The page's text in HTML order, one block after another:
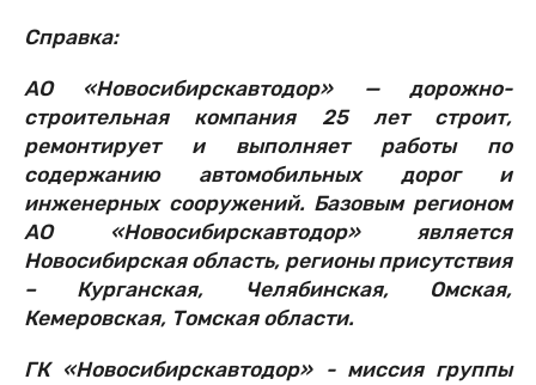
Справка:
АО «Новосибирскавтодор» — дорожно-
строительная компания 25 лет строит,
ремонтирует и выполняет работы по
содержанию автомобильных дорог и
инженерных сооружений. Базовым регионом
АО «Новосибирскавтодор» является
Новосибирская область, регионы присутствия
– Курганская, Челябинская, Омская,
Кемеровская, Томская области.
ГК «Новосибирскавтодор» - миссия группы